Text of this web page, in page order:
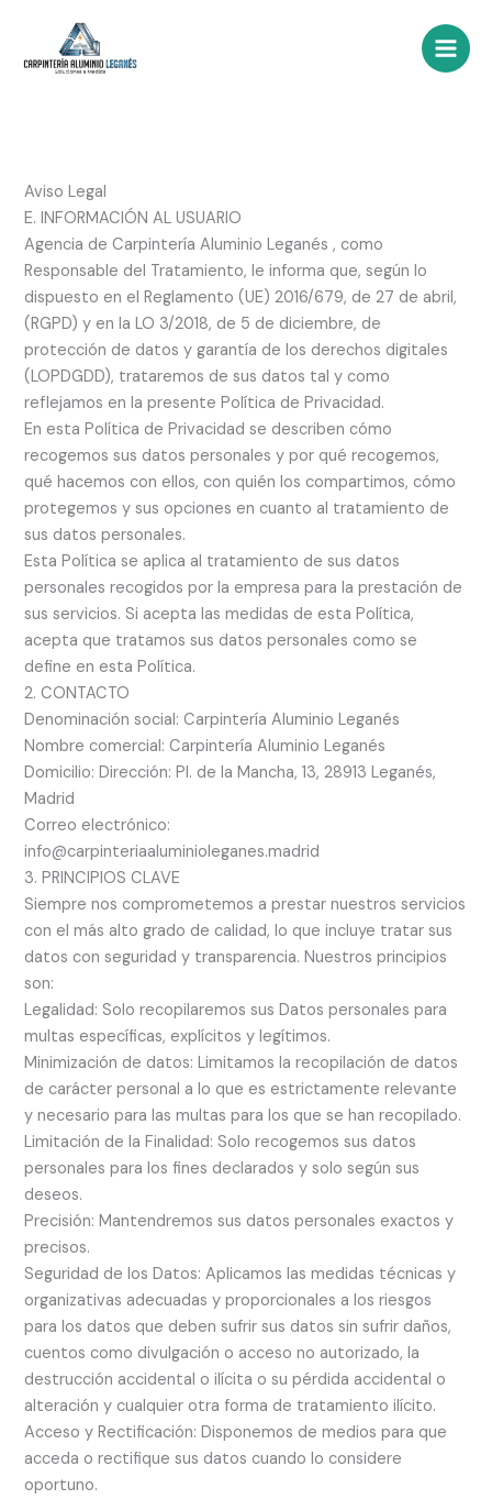
contenido
Aviso Legal
E. INFORMACIÓN AL USUARIO
Agencia de Carpintería Aluminio Leganés , como
Responsable del Tratamiento, le informa que, según lo
dispuesto en el Reglamento (UE) 2016/679, de 27 de abril,
(RGPD) y en la LO 3/2018, de 5 de diciembre, de
protección de datos y garantía de los derechos digitales
(LOPDGDD), trataremos de sus datos tal y como
reflejamos en la presente Política de Privacidad.
En esta Política de Privacidad se describen cómo
recogemos sus datos personales y por qué recogemos,
qué hacemos con ellos, con quién los compartimos, cómo
protegemos y sus opciones en cuanto al tratamiento de
sus datos personales.
Esta Política se aplica al tratamiento de sus datos
personales recogidos por la empresa para la prestación de
sus servicios. Si acepta las medidas de esta Política,
acepta que tratamos sus datos personales como se
define en esta Política.
2. CONTACTO
Denominación social: Carpintería Aluminio Leganés
Nombre comercial: Carpintería Aluminio Leganés
Domicilio: Dirección: Pl. de la Mancha, 13, 28913 Leganés,
Madrid
Correo electrónico:
info@carpinteriaaluminioleganes.madrid
3. PRINCIPIOS CLAVE
Siempre nos comprometemos a prestar nuestros servicios
con el más alto grado de calidad, lo que incluye tratar sus
datos con seguridad y transparencia. Nuestros principios
son:
Legalidad: Solo recopilaremos sus Datos personales para
multas específicas, explícitos y legítimos.
Minimización de datos: Limitamos la recopilación de datos
de carácter personal a lo que es estrictamente relevante
y necesario para las multas para los que se han recopilado.
Limitación de la Finalidad: Solo recogemos sus datos
personales para los fines declarados y solo según sus
deseos.
Precisión: Mantendremos sus datos personales exactos y
precisos.
Seguridad de los Datos: Aplicamos las medidas técnicas y
organizativas adecuadas y proporcionales a los riesgos
para los datos que deben sufrir sus datos sin sufrir daños,
cuentos como divulgación o acceso no autorizado, la
destrucción accidental o ilícita o su pérdida accidental o
alteración y cualquier otra forma de tratamiento ilícito.
Acceso y Rectificación: Disponemos de medios para que
acceda o rectifique sus datos cuando lo considere
oportuno.